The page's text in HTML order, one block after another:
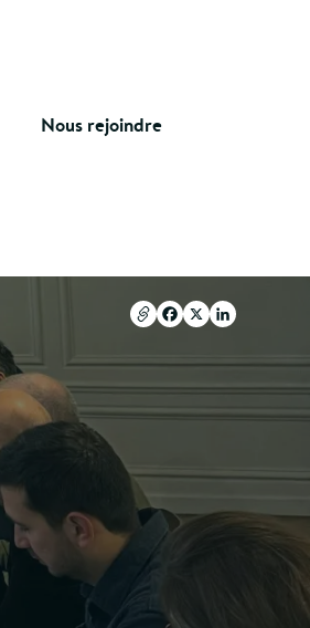
Nous rejoindre
Copier l'url
Facebook
X LinkedIn
Copier l'url